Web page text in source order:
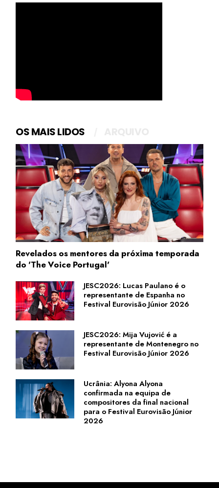
OS MAIS LIDOS
Revelados os mentores da próxima temporada
do 'The Voice Portugal'
JESC2026: Lucas Paulano é o
representante de Espanha no
Festival Eurovisão Júnior 2026
JESC2026: Mija Vujović é a
representante de Montenegro no
Festival Eurovisão Júnior 2026
Ucrânia: Alyona Alyona
confirmada na equipa de
compositores da final nacional
para o Festival Eurovisão Júnior
2026